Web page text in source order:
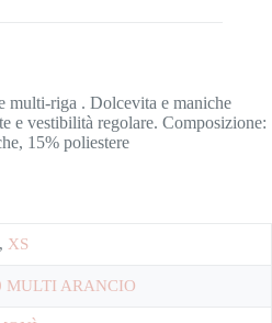
multi-riga . Dolcevita e maniche
e vestibilità regolare. Composizione:
15% poliestere
, XS
MULTI ARANCIO